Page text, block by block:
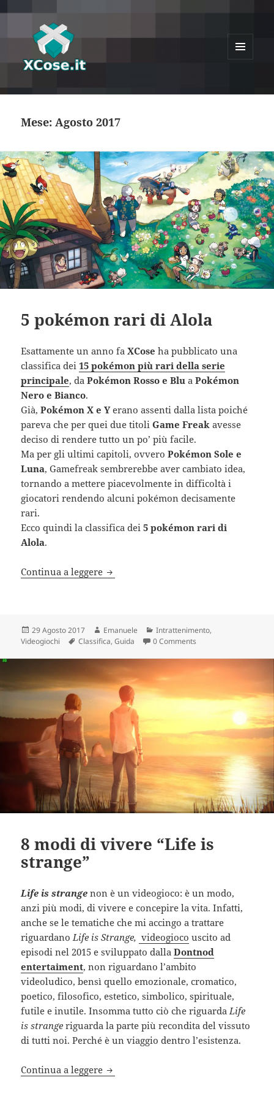
XCose
Mese:Agosto 2017
5 pokémon rari di Alola
Esattamente un anno faXCose ha pubblicato una
classifica dei15 pokémon più rari della serie
principale, daPokémon Rosso e Blu aPokémon
Nero e Bianco.
Già,Pokémon X e Yerano assenti dalla lista poiché
pareva che per quei due titoliGame Freak avesse
deciso di rendere tutto un po’ più facile.
Ma per gli ultimi capitoli, ovveroPokémon Sole e
Luna, Gamefreak sembrerebbe aver cambiato idea,
tornando a mettere piacevolmente in difficoltà i
giocatori rendendo alcuni pokémon decisamente
rari.
Ecco quindi la classifica dei5 pokémon rari di
Alola.
Continua a leggere 5 pokémon rari di Alola
Scritto
il
29 Agosto 2017 Autore
Emanuele Categorie
Intrattenimento,
Videogiochi
Tag
Classifica,Guida 0 Comments
8 modi di vivere “Life is
strange”
Life is strange non è un videogioco: è un modo,
anzi più modi, di vivere e concepire la vita. Infatti,
anche se le tematiche che mi accingo a trattare
riguardano Life is Strange, videogioco uscito ad
episodi nel 2015 e sviluppato dallaDontnod
entertaiment, non riguardano l’ambito
videoludico, bensì quello emozionale, cromatico,
poetico, filosofico, estetico, simbolico, spirituale,
futile e inutile. Insomma tutto ciò che riguarda Life
is strange riguarda la parte più recondita del vissuto
di tutti noi. Perché è un viaggio dentro l’esistenza.
Continua a leggere 8 modi di vivere “Life is strange”